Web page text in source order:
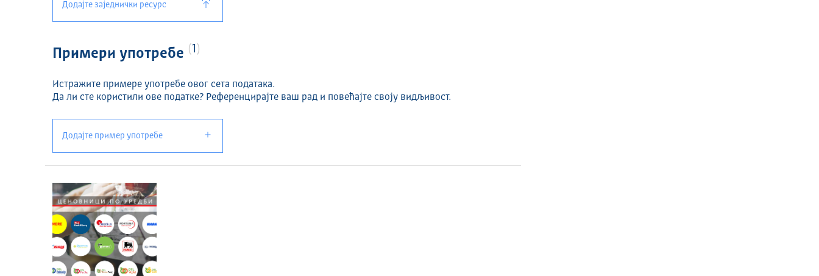
Додајте заједнички ресурс
Примери употребе 1
Истражите примере употребе овог сета података.
Да ли сте користили ове податке? Референцирајте ваш рад и повећајте своју видљивост.
Додајте пример употребе